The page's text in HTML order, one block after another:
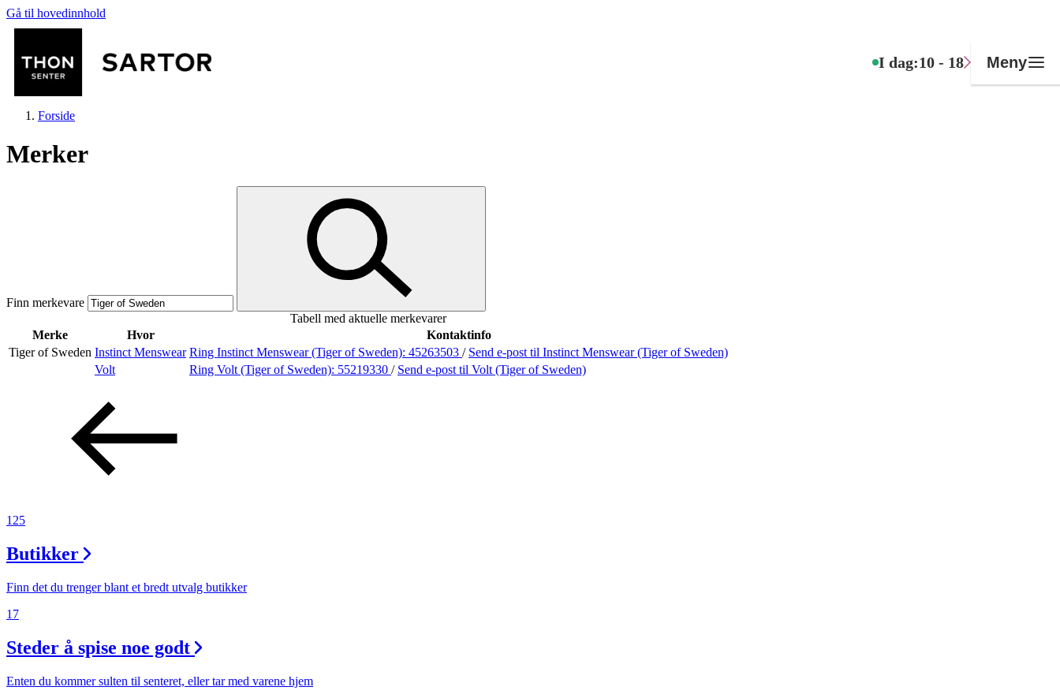
Gå til hovedinnhold
I dag:10 - 18 Meny
Mat og drikke
Aktiviteter
Tilbud
Kundeklubb
Inspirasjon
Søk
Forside
Merker
Finn merkevare
Tabell med aktuelle merkevarer
Merke
Hvor
Kontaktinfo
Tiger of Sweden Instinct Menswear Ring Instinct Menswear (Tiger of Sweden): 45263503 / Send e-post til Instinct Menswear (Tiger of Sweden)
Volt
Ring Volt (Tiger of Sweden): 55219330 / Send e-post til Volt (Tiger of Sweden)
125
Butikker
Finn det du trenger blant et bredt utvalg butikker
17
Steder å spise noe godt
Enten du kommer sulten til senteret, eller tar med varene hjem